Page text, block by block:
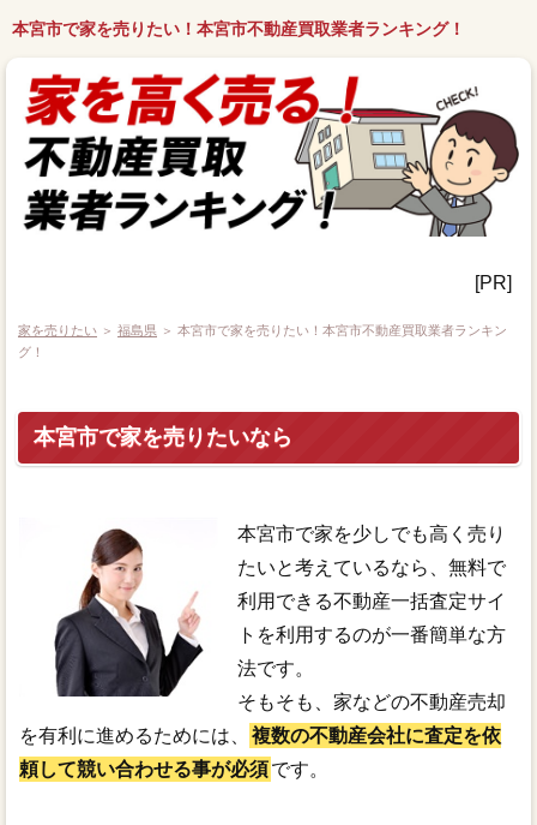
本宮市で家を売りたい！本宮市不動産買取業者ランキング！
[PR]
家を売りたい ＞ 福島県 ＞ 本宮市で家を売りたい！本宮市不動産買取業者ランキン
グ！
本宮市で家を売りたいなら
本宮市で家を少しでも高く売り
たいと考えているなら、無料で
利用できる不動産一括査定サイ
トを利用するのが一番簡単な方
法です。
そもそも、家などの不動産売却
を有利に進めるためには、
複数の不動産会社に査定を依
頼して競い合わせる事が必須です。